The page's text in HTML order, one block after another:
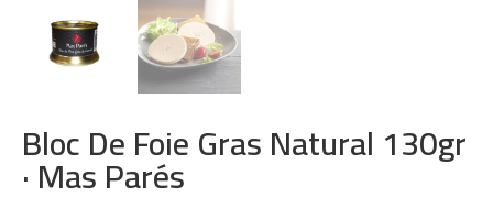
Bloc De Foie Gras Natural 130gr
· Mas Parés